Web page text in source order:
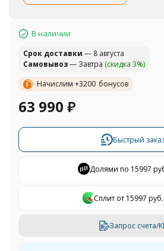
В наличии
Cрок доставки — 8 августа
Самовывоз— Завтра (скидка 3%)
Начислим +3200 бонусов
63 990 ₽
Быстрый
Долями по 15997
Сплит от 15997
Запрос счета/